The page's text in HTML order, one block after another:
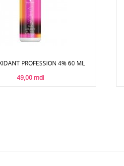
PROFESSION 4% 60 ML
49,00 mdl